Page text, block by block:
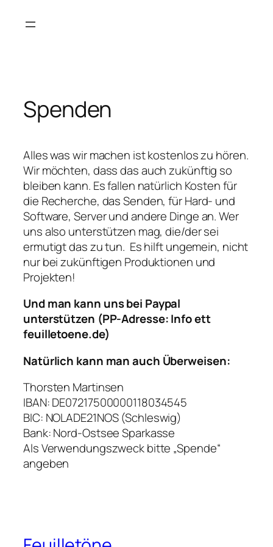
Inhalt
Spenden
Alles was wir machen ist kostenlos zu hören.
Wir möchten, dass das auch zukünftig so
bleiben kann. Es fallen natürlich Kosten für
die Recherche, das Senden, für Hard- und
Software, Server und andere Dinge an. Wer
uns also unterstützen mag, die/der sei
ermutigt das zu tun. Es hilft ungemein, nicht
nur bei zukünftigen Produktionen und
Projekten!
Und man kann uns bei Paypal
unterstützen (PP-Adresse: Info ett
feuilletoene.de)
Natürlich kann man auch Überweisen:
Thorsten Martinsen
IBAN: DE07217500000118034545
BIC: NOLADE21NOS (Schleswig)
Bank: Nord-Ostsee Sparkasse
Als Verwendungszweck bitte „Spende“
angeben